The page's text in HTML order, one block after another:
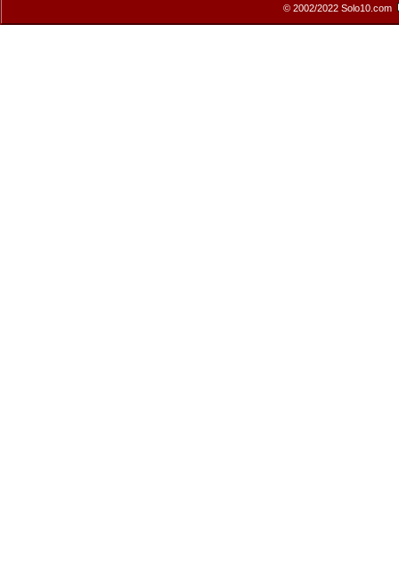
© 2002/2022 Solo10.com